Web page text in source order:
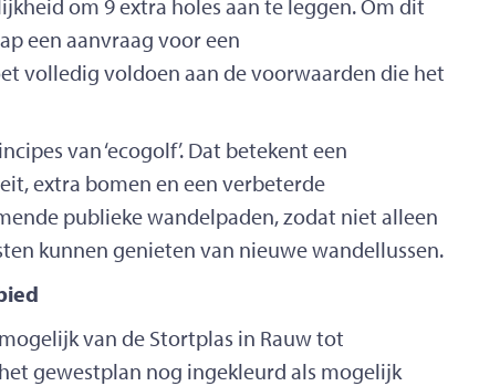
om 9 extra holes aan te leggen. Om dit
een aanvraag voor een
volledig voldoen aan de voorwaarden die het
van ‘ecogolf’. Dat betekent een
extra bomen en een verbeterde
publieke wandelpaden, zodat niet alleen
kunnen genieten van nieuwe wandellussen.
van de Stortplas in Rauw tot
gewestplan nog ingekleurd als mogelijk